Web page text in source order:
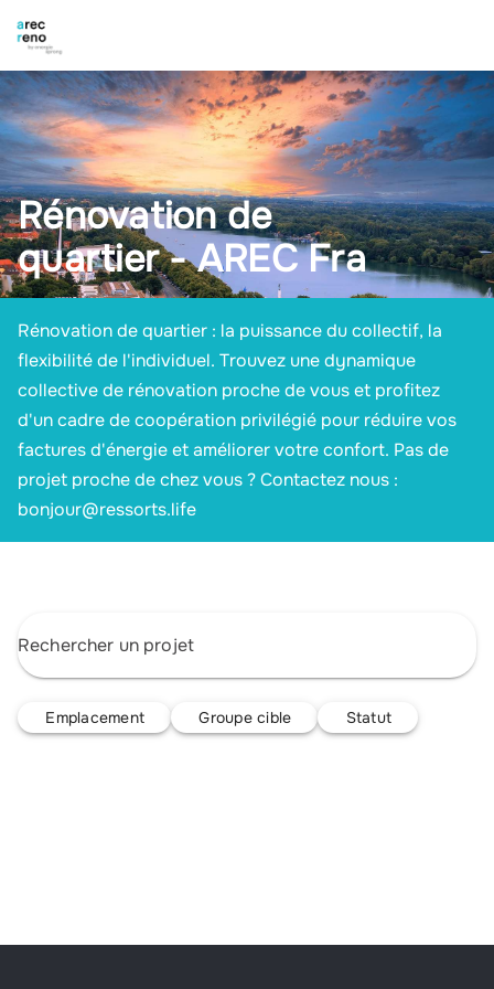
Rénovation de quartier : la puissance du collectif, la
flexibilité de l'individuel. Trouvez une dynamique
collective de rénovation proche de vous et profitez
d'un cadre de coopération privilégié pour réduire vos
factures d'énergie et améliorer votre confort. Pas de
projet proche de chez vous ? Contactez nous :
bonjour@ressorts.life
Rénovation de
quartier - AREC Fra
Emplacement Groupe cible Statut